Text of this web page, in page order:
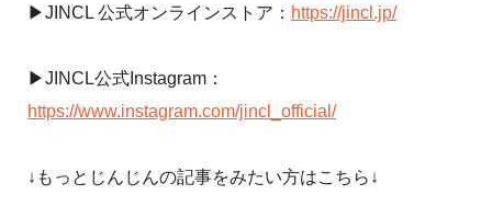
▶JINCL 公式オンラインストア： https://jincl.jp/
▶JINCL公式Instagram：
https://www.instagram.com/jincl_official/
↓もっとじんじんの記事をみたい方はこちら↓